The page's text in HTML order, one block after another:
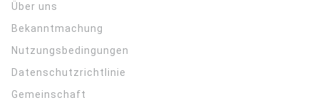
Über uns
Bekanntmachung
Nutzungsbedingungen
Datenschutzrichtlinie
Gemeinschaft